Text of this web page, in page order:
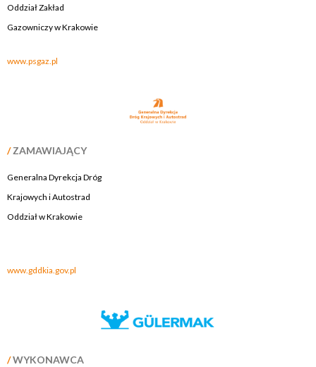
Oddział Zakład
Gazowniczy w Krakowie
www.psgaz.pl
/ZAMAWIAJĄCY
Generalna Dyrekcja Dróg
Krajowych i Autostrad
Oddział w Krakowie
www.gddkia.gov.pl
/WYKONAWCA